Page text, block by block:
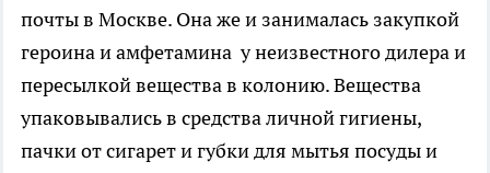
почты в Москве. Она же и занималась закупкой
героина и амфетамина у неизвестного дилера и
пересылкой вещества в колонию. Вещества
упаковывались в средства личной гигиены,
пачки от сигарет и губки для мытья посуды и